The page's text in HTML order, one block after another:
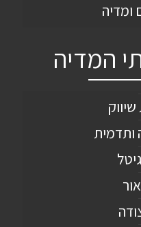
ומדיה
המדיה
ותדמית